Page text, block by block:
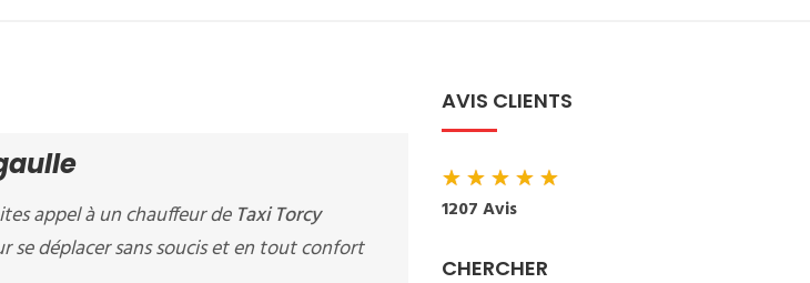
appel à un chauffeur de Taxi Torcy
se déplacer sans soucis et en tout confort
AVIS CLIENTS
★★★★★
1207 Avis
CHERCHER